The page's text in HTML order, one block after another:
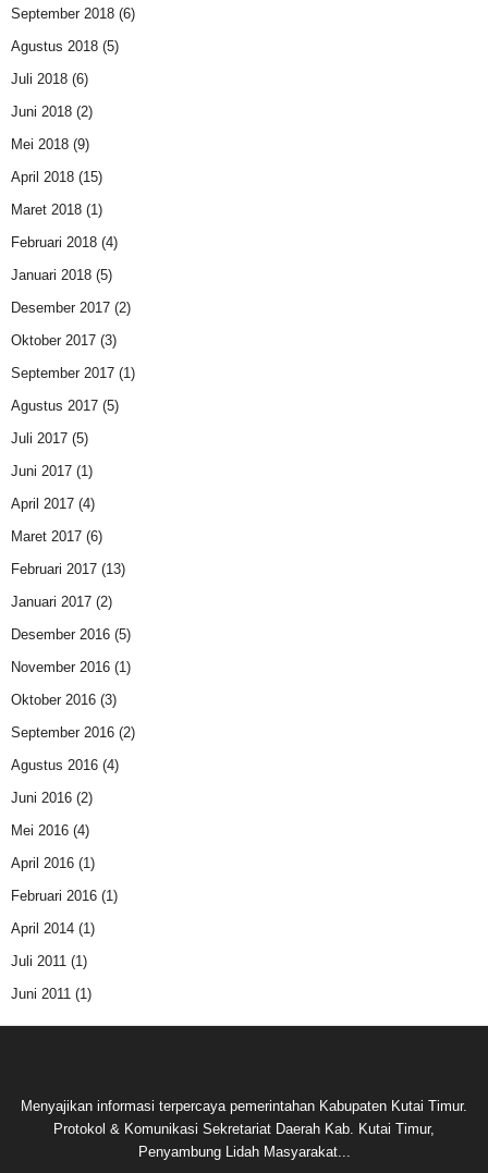
September 2018 (6)
Agustus 2018 (5)
Juli 2018 (6)
Juni 2018 (2)
Mei 2018 (9)
April 2018 (15)
Maret 2018 (1)
Februari 2018 (4)
Januari 2018 (5)
Desember 2017 (2)
Oktober 2017 (3)
September 2017 (1)
Agustus 2017 (5)
Juli 2017 (5)
Juni 2017 (1)
April 2017 (4)
Maret 2017 (6)
Februari 2017 (13)
Januari 2017 (2)
Desember 2016 (5)
November 2016 (1)
Oktober 2016 (3)
September 2016 (2)
Agustus 2016 (4)
Juni 2016 (2)
Mei 2016 (4)
April 2016 (1)
Februari 2016 (1)
April 2014 (1)
Juli 2011 (1)
Juni 2011 (1)
Menyajikan informasi terpercaya pemerintahan Kabupaten Kutai Timur.
Protokol & Komunikasi Sekretariat Daerah Kab. Kutai Timur,
Penyambung Lidah Masyarakat...